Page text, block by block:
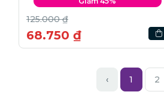
125.000 ₫
68.750 ₫
‹ 1 2